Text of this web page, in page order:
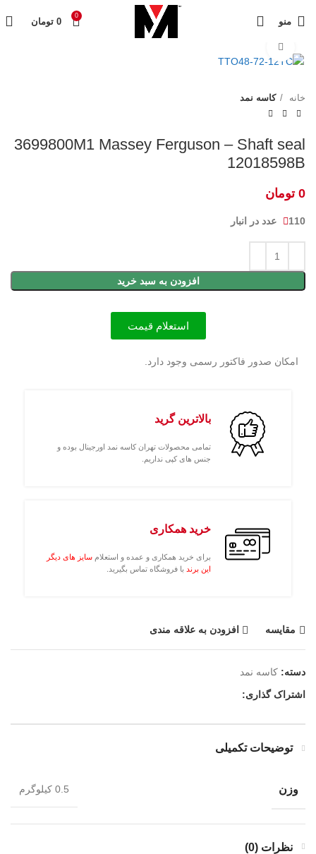
منو
0
0 تومان
خانه کاسه نمد
3699800M1 Massey Ferguson – Shaft seal
12018598B
0 تومان
110 عدد در انبار
افزودن به سبد خرید
استعلام قیمت
امکان صدور فاکتور رسمی وجود دارد.
بالاترین گرید
تمامی محصولات تهران کاسه نمد اورجینال بوده و
جنس های کپی نداریم.
خرید همکاری
برای خرید همکاری و عمده و استعلام سایز های دیگر
این برند با فروشگاه تماس بگیرید.
مقايسه افزودن به علاقه مندی
دسته: کاسه نمد
اشتراک گذاری:
توضیحات تکمیلی
وزن 0.5 کیلوگرم
نظرات (0)